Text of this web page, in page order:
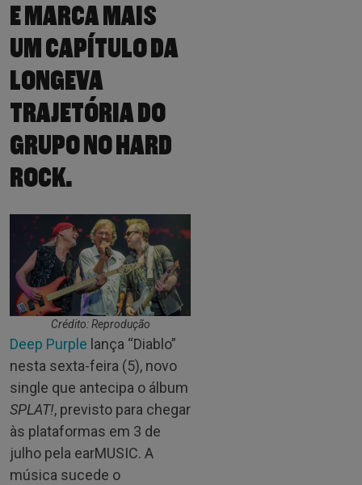
E MARCA MAIS
UM CAPÍTULO DA
LONGEVA
TRAJETÓRIA DO
GRUPO NO HARD
ROCK.
Crédito: Reprodução
Deep Purple lança “Diablo”
nesta sexta-feira (5), novo
single que antecipa o álbum
SPLAT!, previsto para chegar
às plataformas em 3 de
julho pela earMUSIC. A
música sucede o